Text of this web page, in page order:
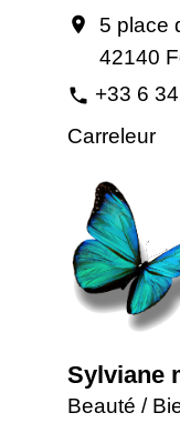
location_on
5 place
42140
phone +33 6
Carreleur
Sylviane
Beauté /